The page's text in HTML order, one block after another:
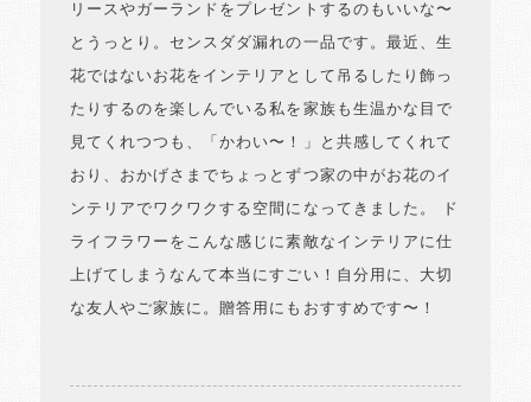
リースやガーランドをプレゼントするのもいいな〜
とうっとり。センスダダ漏れの一品です。最近、生
花ではないお花をインテリアとして吊るしたり飾っ
たりするのを楽しんでいる私を家族も生温かな目で
見てくれつつも、「かわい〜！」と共感してくれて
おり、おかげさまでちょっとずつ家の中がお花のイ
ンテリアでワクワクする空間になってきました。 ド
ライフラワーをこんな感じに素敵なインテリアに仕
上げてしまうなんて本当にすごい！自分用に、大切
な友人やご家族に。贈答用にもおすすめです〜！